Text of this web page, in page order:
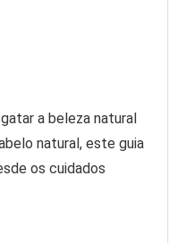
a beleza natural
natural, este guia
os cuidados